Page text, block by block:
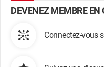
DEVENEZ MEMBRE EN
Connectez-vous